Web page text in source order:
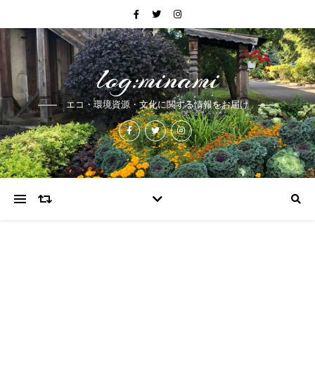
log:minami
エコ・環境資源・文化に関する情報をお届け